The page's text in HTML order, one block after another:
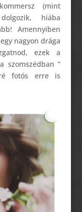
(mint
hiába
Amennyiben
nagyon drága
ezek a
szomszédban ”
fotós erre is